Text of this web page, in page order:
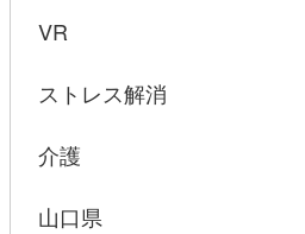
VR
ストレス解消
介護
山口県